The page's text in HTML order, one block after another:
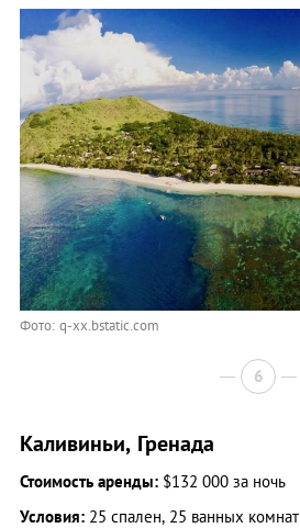
Фото: q-xx.bstatic.com
6
Каливиньи, Гренада
Стоимость аренды: $132 000 за ночь
Условия: 25 спален, 25 ванных комнат